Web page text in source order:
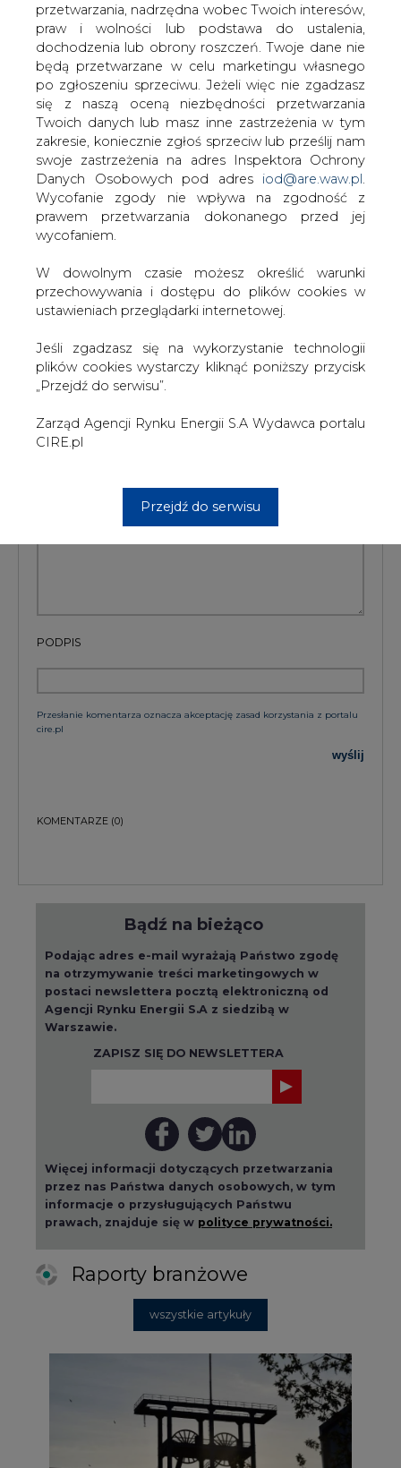
przetwarzania, nadrzędna wobec Twoich interesów,
praw i wolności lub podstawa do ustalenia,
dochodzenia lub obrony roszczeń. Twoje dane nie
będą przetwarzane w celu marketingu własnego
po zgłoszeniu sprzeciwu. Jeżeli więc nie zgadzasz
się z naszą oceną niezbędności przetwarzania
Twoich danych lub masz inne zastrzeżenia w tym
zakresie, koniecznie zgłoś sprzeciw lub prześlij nam
swoje zastrzeżenia na adres Inspektora Ochrony
Danych Osobowych pod adres iod@are.waw.pl
Wycofanie zgody nie wpływa na zgodność z
prawem przetwarzania dokonanego przed jej
wycofaniem.
W dowolnym czasie możesz określić warunki
przechowywania i dostępu do plików cookies w
ustawieniach przeglądarki internetowej.
Jeśli zgadzasz się na wykorzystanie technologii
plików cookies wystarczy kliknąć poniższy przycisk
„Przejdź do serwisu”.
Zarząd Agencji Rynku Energii S.A Wydawca portalu
CIRE.pl
Przejdź do serwisu
W ocenie autorów opracowania gwałtowny wzrost cen
energii elektrycznej, który nastąpił w ciągu ostatnich 3 lat
w połączeniu z rosnącymi obciążeniami związanymi z
polityką energetyczną już spowodował wstrzymanie lub
ograniczenie produkcji w wielu zakładach.
Według BCC brak rozwiązań podobnych do tych, które
są stosowane przez inne kraje UE spowoduje upadek
zakładów energochłonnych, utratę przez budżet
państwa znacznych przychodów z odprowadzanych
przez nie podatków oraz konieczność wypłacania
zasiłków dla tysięcy bezrobotnych pracowników, którzy
już wkrótce zaczną tracić miejsca pracy.
#Energetyka # kraj
Wydawca portalu CIRE zgadza się na włączenie publikacji do
szkoleń treningowych LLM.
KOMENTARZE
PODPIS
Przesłanie komentarza oznacza akceptację zasad korzystania z portalu
cire.pl
wyślij
KOMENTARZE (0)
Bądź na bieżąco
Podając adres e-mail wyrażają Państwo zgodę
na otrzymywanie treści marketingowych w
postaci newslettera pocztą elektroniczną od
Agencji Rynku Energii S.A z siedzibą w
Warszawie.
ZAPISZ SIĘ DO NEWSLETTERA
Więcej informacji dotyczących przetwarzania
przez nas Państwa danych osobowych, w tym
informacje o przysługujących Państwu
prawach, znajduje się w polityce prywatności.
Raporty branżowe
wszystkie artykuły